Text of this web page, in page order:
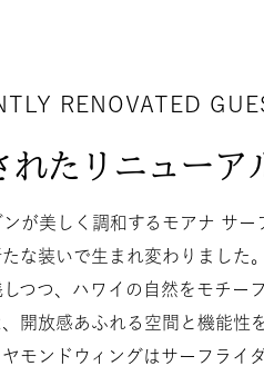
RENOVATED
れたリニューア
が美しく調和するモアナ サ
な装いで生まれ変わりました
つつ、ハワイの自然をモチー
、開放感あふれる空間と機能性
ヤモンドウィングはサーフライ